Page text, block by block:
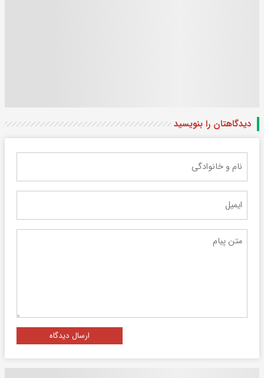
دیدگاهتان را بنویسید
ارسال دیدگاه